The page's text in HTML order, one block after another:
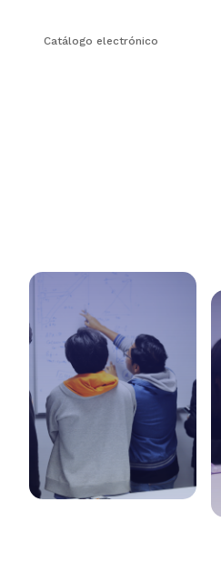
Catálogo electrónico